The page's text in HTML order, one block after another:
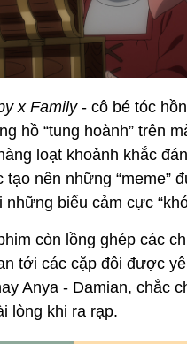
x Family - cô bé tóc
hồ “tung hoành” trên
loạt khoảnh khắc
tạo nên những “meme”
biểu cảm cực
còn lồng ghép các
tới các cặp đôi được
Anya - Damian, chắc
lòng khi ra rạp.